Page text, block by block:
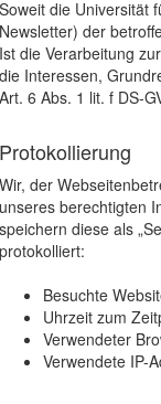
Soweit die Universität
Newsletter) der
Ist die Verarbeitung
die Interessen,
Art. 6 Abs. 1 lit. f DS-
Protokollierung
Wir, der
unseres berechtigten
speichern diese als
protokolliert:
Besuchte
Uhrzeit zum
Verwendeter
Verwendete IP-